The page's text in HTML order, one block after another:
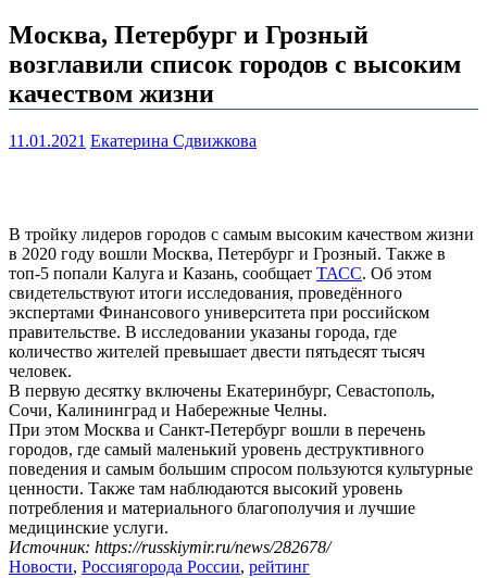
Москва, Петербург и Грозный
возглавили список городов с высоким
качеством жизни
11.01.2021 Екатерина Сдвижкова
В тройку лидеров городов с самым высоким качеством жизни
в 2020 году вошли Москва, Петербург и Грозный. Также в
топ-5 попали Калуга и Казань, сообщает ТАСС. Об этом
свидетельствуют итоги исследования, проведённого
экспертами Финансового университета при российском
правительстве. В исследовании указаны города, где
количество жителей превышает двести пятьдесят тысяч
человек.
В первую десятку включены Екатеринбург, Севастополь,
Сочи, Калининград и Набережные Челны.
При этом Москва и Санкт-Петербург вошли в перечень
городов, где самый маленький уровень деструктивного
поведения и самым большим спросом пользуются культурные
ценности. Также там наблюдаются высокий уровень
потребления и материального благополучия и лучшие
медицинские услуги.
Источник: https://russkiymir.ru/news/282678/
Новости, Россиягорода России, рейтинг